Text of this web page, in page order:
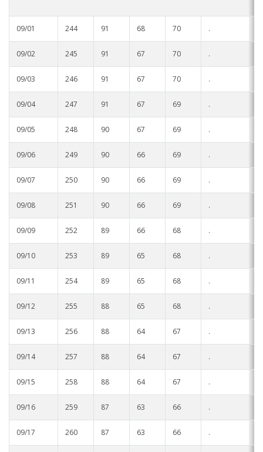
09/01 244 91 68 70 .
09/02 245 91 67 70 .
09/03 246 91 67 70 .
09/04 247 91 67 69 .
09/05 248 90 67 69 .
09/06 249 90 66 69 .
09/07 250 90 66 69 .
09/08 251 90 66 69 .
09/09 252 89 66 68 .
09/10 253 89 65 68 .
09/11 254 89 65 68 .
09/12 255 88 65 68 .
09/13 256 88 64 67 .
09/14 257 88 64 67 .
09/15 258 88 64 67 .
09/16 259 87 63 66 .
09/17 260 87 63 66 .